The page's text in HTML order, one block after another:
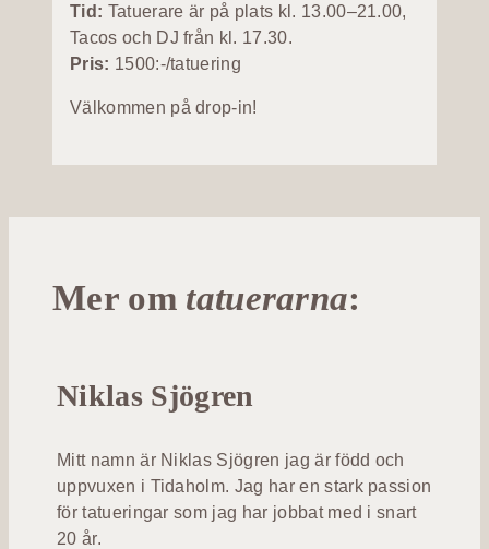
Tid: Tatuerare är på plats kl. 13.00–21.00,
Tacos och DJ från kl. 17.30.
Pris: 1500:-/tatuering
Välkommen på drop-in!
Mer om tatuerarna:
Niklas Sjögren
Mitt namn är Niklas Sjögren jag är född och
uppvuxen i Tidaholm. Jag har en stark passion
för tatueringar som jag har jobbat med i snart
20 år.